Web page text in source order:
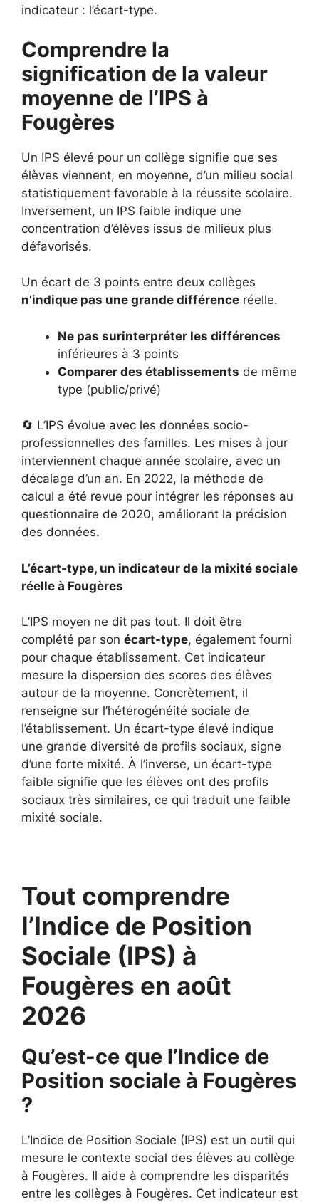
indicateur : l’écart-type.
Comprendre la
signification de la valeur
moyenne de l’IPS à
Fougères
Un IPS élevé pour un collège signifie que ses
élèves viennent, en moyenne, d’un milieu social
statistiquement favorable à la réussite scolaire.
Inversement, un IPS faible indique une
concentration d’élèves issus de milieux plus
défavorisés.
Un écart de 3 points entre deux collèges
n’indique pas une grande différence réelle.
Ne pas surinterpréter les différences
inférieures à 3 points
Comparer des établissements de même
type (public/privé)
🔄 L’IPS évolue avec les données socio-
professionnelles des familles. Les mises à jour
interviennent chaque année scolaire, avec un
décalage d’un an. En 2022, la méthode de
calcul a été revue pour intégrer les réponses au
questionnaire de 2020, améliorant la précision
des données.
L’écart-type, un indicateur de la mixité sociale
réelle à Fougères
L’IPS moyen ne dit pas tout. Il doit être
complété par son écart-type, également fourni
pour chaque établissement. Cet indicateur
mesure la dispersion des scores des élèves
autour de la moyenne. Concrètement, il
renseigne sur l’hétérogénéité sociale de
l’établissement. Un écart-type élevé indique
une grande diversité de profils sociaux, signe
d’une forte mixité. À l’inverse, un écart-type
faible signifie que les élèves ont des profils
sociaux très similaires, ce qui traduit une faible
mixité sociale.
Tout comprendre
l’Indice de Position
Sociale (IPS) à
Fougères en août
2026
Qu’est-ce que l’Indice de
Position sociale à Fougères
?
L’Indice de Position Sociale (IPS) est un outil qui
mesure le contexte social des élèves au collège
à Fougères. Il aide à comprendre les disparités
entre les collèges à Fougères. Cet indicateur est